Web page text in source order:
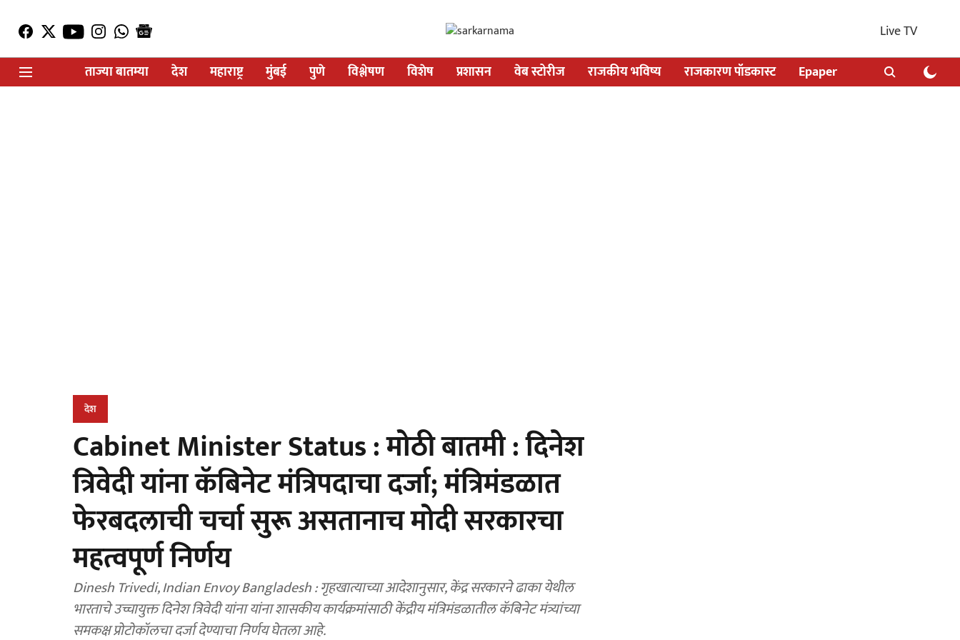
Live TV
ताज्या बातम्या
देश महाराष्ट्र मुंबई पुणे विश्लेषण विशेष प्रशासन वेब स्टोरीज राजकीय भविष्य राजकारण पॉडकास्ट Epaper
देश
Cabinet Minister Status : मोठी बातमी : दिनेश
त्रिवेदी यांना कॅबिनेट मंत्रि‍पदाचा दर्जा; मंत्रिमंडळात
फेरबदलाची चर्चा सुरू असतानाच मोदी सरकारचा
महत्वपूर्ण निर्णय
Dinesh Trivedi, Indian Envoy Bangladesh : गृहखात्याच्या आदेशानुसार, केंद्र सरकारने ढाका येथील
भारताचे उच्चायुक्त दिनेश त्रिवेदी यांना यांना शासकीय कार्यक्रमांसाठी केंद्रीय मंत्रिमंडळातील कॅबिनेट मंत्र्यांच्या
समकक्ष प्रोटोकॉलचा दर्जा देण्याचा निर्णय घेतला आहे.